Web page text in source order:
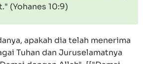
(Yohanes 10:9)
apakah dia telah menerima
Tuhan dan Juruselamatnya